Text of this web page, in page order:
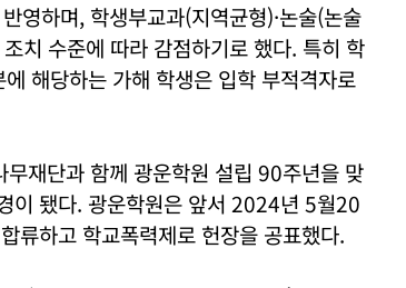
영하며, 학생부교과(지역균형)·논술(논술
치 수준에 따라 감점하기로 했다. 특히 학
해당하는 가해 학생은 입학 부적격자로
재단과 함께 광운학원 설립 90주년을 맞
이 됐다. 광운학원은 앞서 2024년 5월20
류하고 학교폭력제로 헌장을 공표했다.